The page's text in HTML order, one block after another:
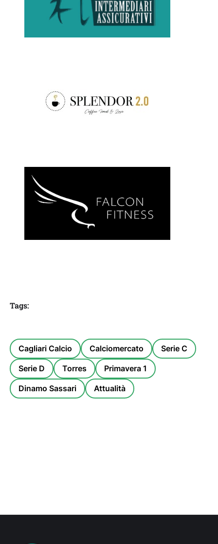
Tags:
Cagliari Calcio Calciomercato Serie C
Serie D Torres Primavera 1
Dinamo Sassari Attualità